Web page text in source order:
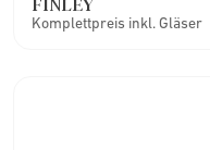
Komplettpreis inkl. Gläser